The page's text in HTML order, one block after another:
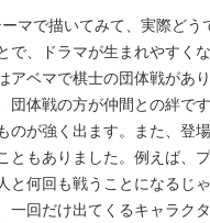
マで描いてみて、実際どう
で、ドラマが生まれやすく
アベマで棋士の団体戦があ
団体戦の方が仲間との絆で
のが強く出ます。また、登
ともありました。例えば、
と何回も戦うことになるじ
一回だけ出てくるキャラク